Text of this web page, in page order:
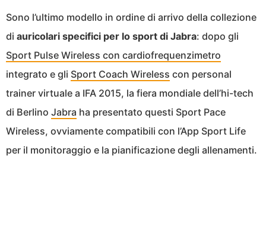
Sono l’ultimo modello in ordine di arrivo della collezione
di auricolari specifici per lo sport di Jabra: dopo gli
Sport Pulse Wireless con cardiofrequenzimetro
integrato e gli Sport Coach Wireless con personal
trainer virtuale a IFA 2015, la fiera mondiale dell’hi-tech
di Berlino Jabra ha presentato questi Sport Pace
Wireless, ovviamente compatibili con l’App Sport Life
per il monitoraggio e la pianificazione degli allenamenti.